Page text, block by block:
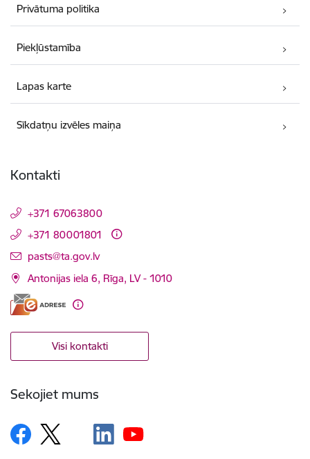
Privātuma politika
Piekļūstamība
Lapas karte
Sīkdatņu izvēles maiņa
Kontakti
+371 67063800
+371 80001801
E-pasts:
pasts@ta.gov.lv
Antonijas iela 6, Rīga, LV - 1010
Visi kontakti
Sekojiet mums